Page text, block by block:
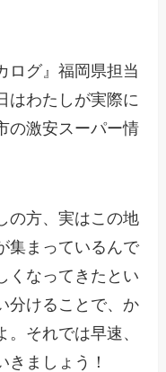
ログ』福岡県担当
はわたしが実際に
の激安スーパー情
の方、実はこの地
集まっているんで
くなってきたとい
分けることで、か
それでは早速、
きましょう！